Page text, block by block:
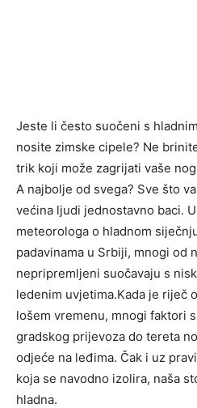
Jeste li često suočeni s
nosite zimske cipele? Ne
trik koji može zagrijati vaše
A najbolje od svega? Sve što
većina ljudi jednostavno baci.
meteorologa o hladnom
padavinama u Srbiji, mnogi od
nepripremljeni suočavaju s
ledenim uvjetima.Kada je riječ
lošem vremenu, mnogi faktori
gradskog prijevoza do tereta
odjeće na leđima. Čak i uz
koja se navodno izolira, naša
hladna.